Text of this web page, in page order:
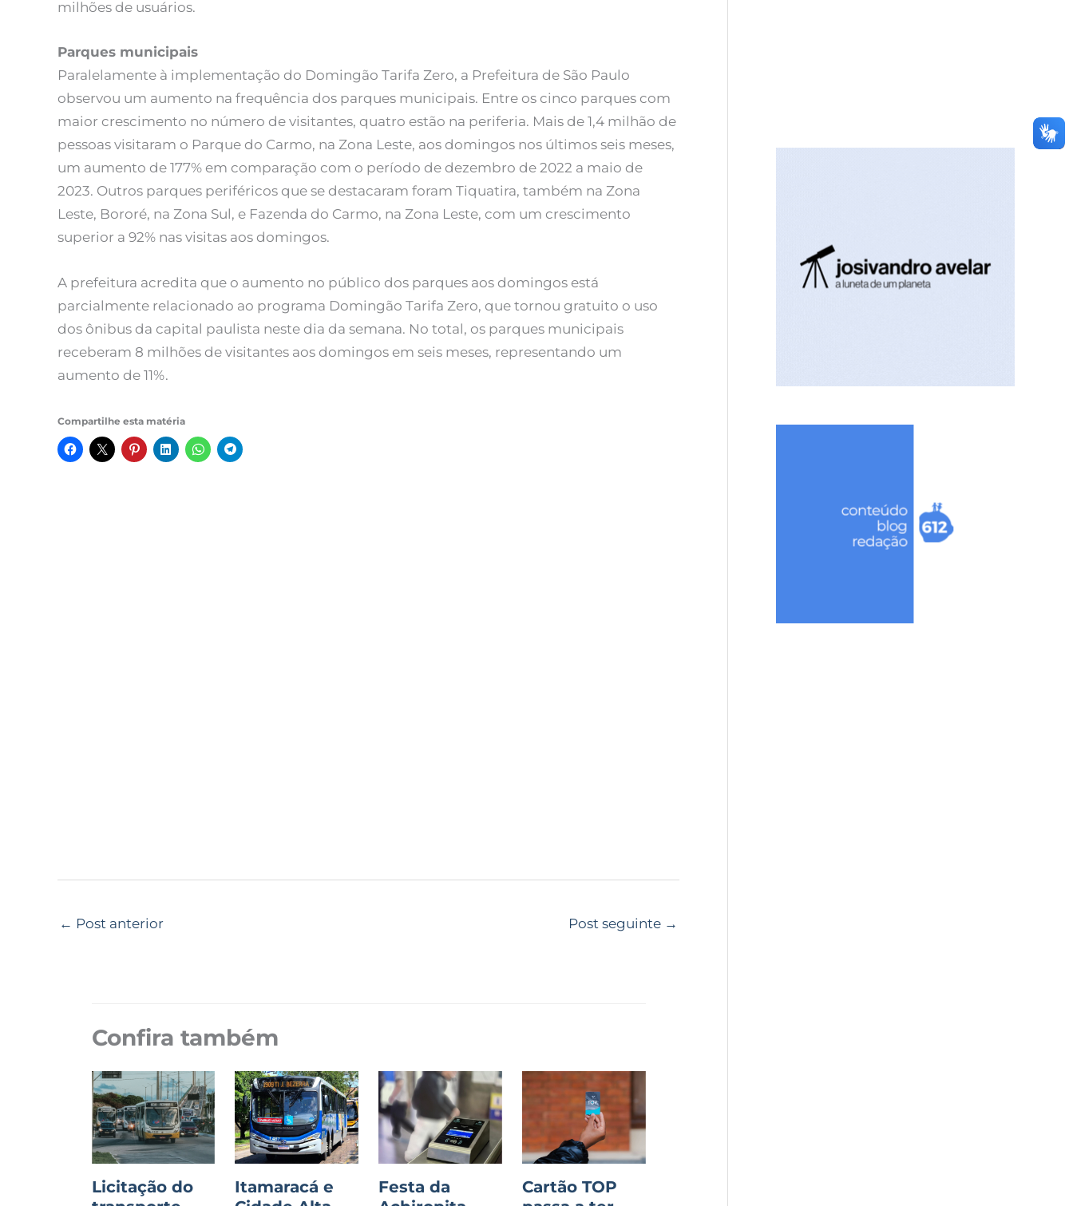
milhões de usuários.
Parques municipais
Paralelamente à implementação do Domingão Tarifa Zero, a Prefeitura de São Paulo
observou um aumento na frequência dos parques municipais. Entre os cinco parques com
maior crescimento no número de visitantes, quatro estão na periferia. Mais de 1,4 milhão de
pessoas visitaram o Parque do Carmo, na Zona Leste, aos domingos nos últimos seis meses,
um aumento de 177% em comparação com o período de dezembro de 2022 a maio de
2023. Outros parques periféricos que se destacaram foram Tiquatira, também na Zona
Leste, Bororé, na Zona Sul, e Fazenda do Carmo, na Zona Leste, com um crescimento
superior a 92% nas visitas aos domingos.
A prefeitura acredita que o aumento no público dos parques aos domingos está
parcialmente relacionado ao programa Domingão Tarifa Zero, que tornou gratuito o uso
dos ônibus da capital paulista neste dia da semana. No total, os parques municipais
receberam 8 milhões de visitantes aos domingos em seis meses, representando um
aumento de 11%.
Compartilhe esta matéria
← Post anterior Post seguinte →
Confira também
Licitação do
Itamaracá e
Festa da
Cartão TOP